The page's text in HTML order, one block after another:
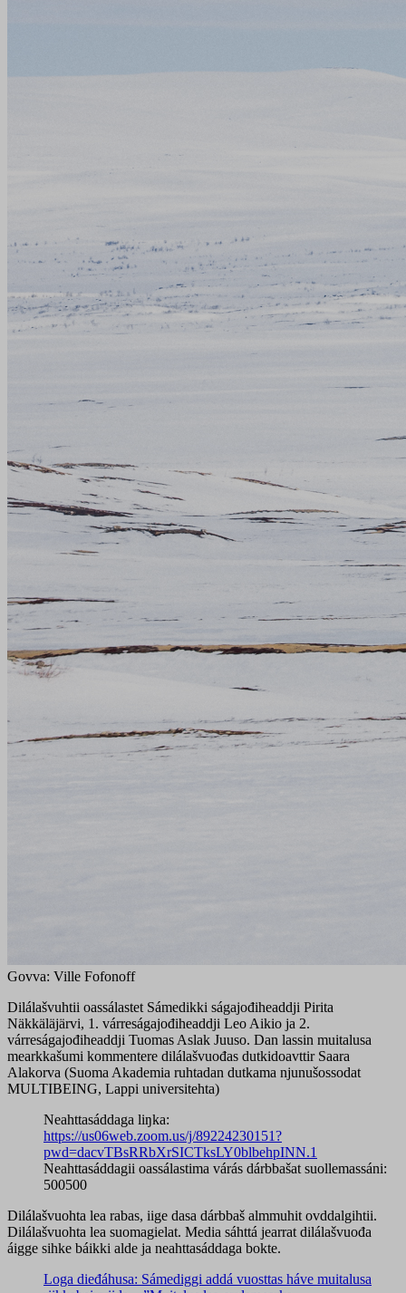
Govva: Ville Fofonoff
Dilálašvuhtii oassálastet Sámedikki ságajođiheaddji Pirita
Näkkäläjärvi, 1. várreságajođiheaddji Leo Aikio ja 2.
várreságajođiheaddji Tuomas Aslak Juuso. Dan lassin muitalusa
mearkkašumi kommentere dilálašvuođas dutkidoavttir Saara
Alakorva (Suoma Akademia ruhtadan dutkama njunušossodat
MULTIBEING, Lappi universitehta)
Neahttasáddaga liŋka:
https://us06web.zoom.us/j/89224230151?
pwd=dacvTBsRRbXrSICTksLY0blbehpINN.1
Neahttasáddagii oassálastima várás dárbbašat suollemassáni:
500500
Dilálašvuohta lea rabas, iige dasa dárbbaš almmuhit ovddalgihtii.
Dilálašvuohta lea suomagielat. Media sáhttá jearrat dilálašvuođa
áigge sihke báikki alde ja neahttasáddaga bokte.
Loga dieđáhusa: Sámediggi addá vuosttas háve muitalusa